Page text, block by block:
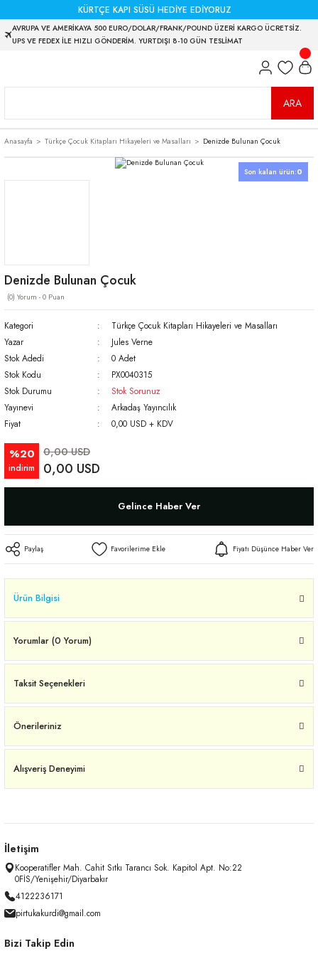
KÜRTÇE KAPI SÜSÜ HEDİYE EDİYORUZ
AVRUPA VE AMERİKAYA 500 EURO/DOLAR/FRANK/POUND ÜZERİ KARGO ÜCRETSİZ.
UPS VE FEDEX İLE HIZLI GÖNDERİM. YURTDIŞI 8-10 GÜN TESLİMAT
ARA
Anasayfa Türkçe Çocuk Kitapları Hikayeleri ve Masalları Denizde Bulunan Çocuk
Son kalan ürün:0
Denizde Bulunan Çocuk
(0) Yorum - 0 Puan
Kategori
Türkçe Çocuk Kitapları Hikayeleri ve Masalları
Yazar
Jules Verne
Stok Adedi
0 Adet
Stok Kodu
PX0040315
Stok Durumu
Stok Sorunuz
Yayınevi
Arkadaş Yayıncılık
Fiyat
0,00 USD + KDV
%20
indirim
0,00 USD
0,00 USD
Gelince Haber Ver
Paylaş Fiyatı Düşünce Haber Ver
Ürün Bilgisi
Yorumlar (0 Yorum)
Taksit Seçenekleri
Önerileriniz
Alışveriş Deneyimi
İletişim
Kooperatifler Mah. Cahit Sıtkı Tarancı Sok. Kapitol Apt. No:22
0FİS/Yenişehir/Diyarbakır
4122236171
pirtukakurdi@gmail.com
Bizi Takip Edin